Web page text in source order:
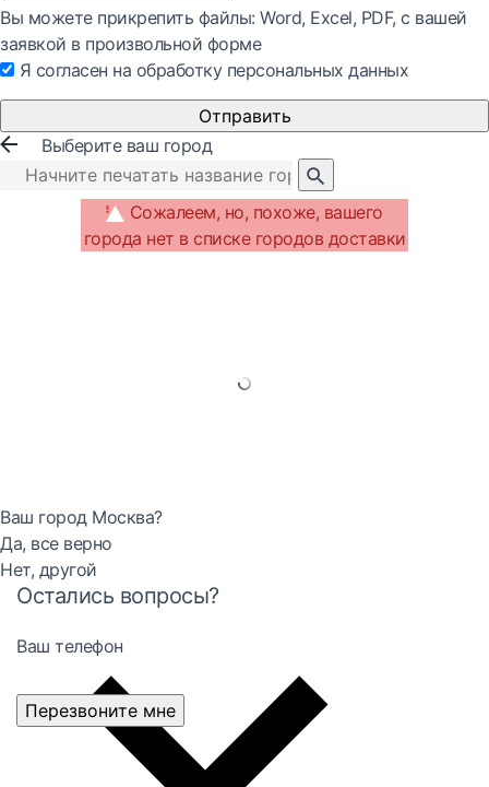
Вы можете прикрепить файлы: Word, Exсel, PDF, с вашей
заявкой в произвольной форме
Я согласен на обработку персональных данных
Отправить
Выберите ваш город
Сожалеем, но, похоже, вашего
города нет в списке городов доставки
Ваш город Москва?
Да, все верно
Нет, другой
Остались вопросы?
Ваш телефон
Перезвоните мне